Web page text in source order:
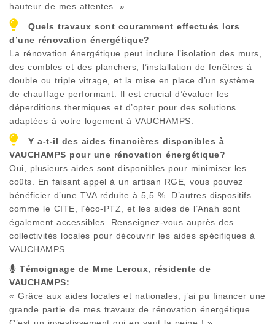
hauteur de mes attentes. »
Quels travaux sont couramment effectués lors
d’une rénovation énergétique?
La rénovation énergétique peut inclure l’isolation des murs,
des combles et des planchers, l’installation de fenêtres à
double ou triple vitrage, et la mise en place d’un système
de chauffage performant. Il est crucial d’évaluer les
déperditions thermiques et d’opter pour des solutions
adaptées à votre logement à VAUCHAMPS
Y a-t-il des aides financières disponibles à
VAUCHAMPS pour une rénovation énergétique?
Oui, plusieurs aides sont disponibles pour minimiser les
coûts. En faisant appel à un artisan RGE, vous pouvez
bénéficier d’une TVA réduite à 5,5 %. D’autres dispositifs
comme le CITE, l’éco-PTZ, et les aides de l’Anah sont
également accessibles. Renseignez-vous auprès des
collectivités locales pour découvrir les aides spécifiques à
VAUCHAMPS
Témoignage de Mme Leroux, résidente de
VAUCHAMPS:
« Grâce aux aides locales et nationales, j’ai pu financer une
grande partie de mes travaux de rénovation énergétique.